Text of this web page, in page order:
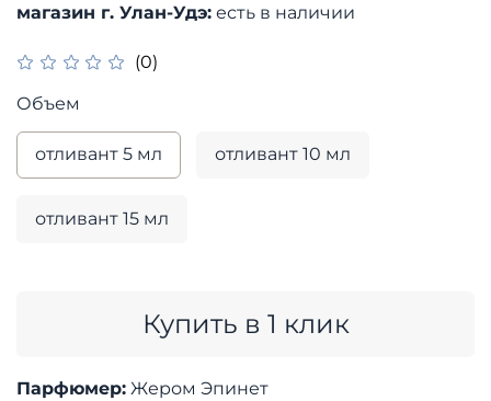
(0)
Купить в 1 клик
Объем
отливант 5 мл отливант 10 мл
отливант 15 мл
магазин г. Улан-Удэ: есть в наличии
Парфюмер: Жером Эпинет